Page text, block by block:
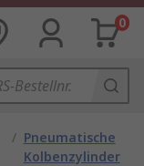
0
/ Pneumatische
Kolbenzylinder